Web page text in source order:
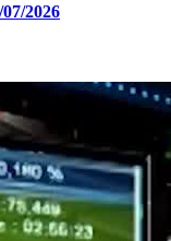
2026